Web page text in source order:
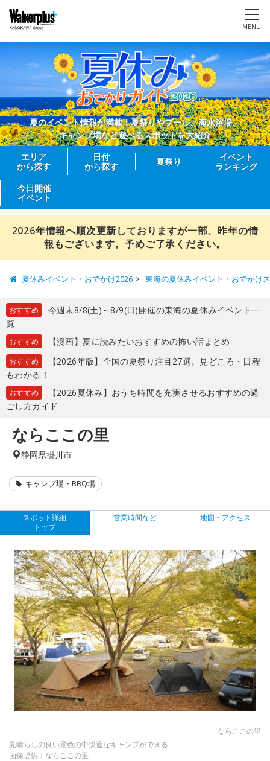
MENU
夏のイベント情報が満載！夏祭りやプール、海水浴場、
キャンプ場など遊べるスポットを大紹介
エリア
から探す
日付
から探す
夏祭り
イベント
ランキング
今日開催
イベント
2026年情報へ順次更新しておりますが一部、昨年の情
報もございます。予めご了承ください。
夏休みイベント・おでかけ2026 東海の夏休みイベント・おでかけ
おすすめ
今週末8/8(土)～8/9(日)開催の東海の夏休みイベント一
覧
おすすめ 【漫画】夏に読みたいおすすめの怖い話まとめ
おすすめ
【2026年版】全国の夏祭り注目27選。見どころ・日程
もわかる！
おすすめ
【2026夏休み】おうち時間を充実させるおすすめの過
ごし方ガイド
ならここの里
静岡県掛川市
キャンプ場・BBQ場
スポット詳細
トップ
営業時間など 地図・アクセス
ならここの里
見晴らしの良い景色の中快適なキャンプができる
画像提供：ならここの里